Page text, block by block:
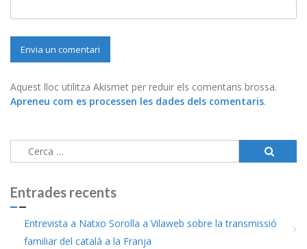
Aquest lloc utilitza Akismet per reduir els comentaris brossa.
Apreneu com es processen les dades dels comentaris.
Cerca:
Entrades recents
Entrevista a Natxo Sorolla a Vilaweb sobre la transmissió
familiar del català a la Franja